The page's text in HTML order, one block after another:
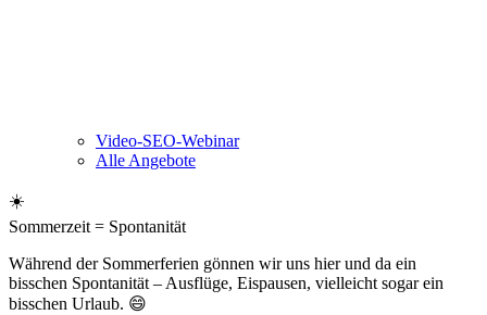
Video-SEO-Webinar
Alle Angebote
☀️
Sommerzeit = Spontanität
Während der Sommerferien gönnen wir uns hier und da ein
bisschen Spontanität – Ausflüge, Eispausen, vielleicht sogar ein
bisschen Urlaub. 😄